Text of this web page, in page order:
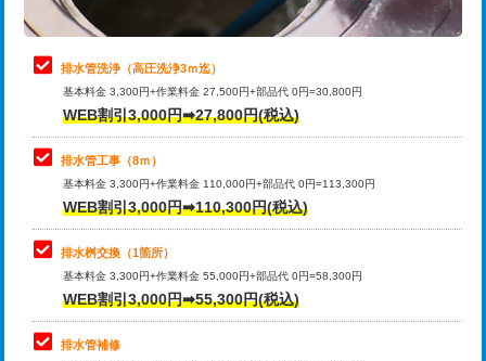
排水管工事（排水管工事/3ｍまで） 55,000円
排水管工事（追加 排水管工事/3ｍ超
え）
マス交換（土の掘削・埋め戻し作業）
マス交換（深さ50㎝未満）
マス交換（深さ50㎝以上）
コンクリート斫り（厚さ10㎝まで）
コンクリート斫り（厚さ10㎝超え）
モルタル補修（厚さ10㎝まで）
止水・漏水調査・防水処理・清掃・修
理・調整・分解・加工など（中作業）
22,000円
止水・漏水調査・防水処理・清掃・修
理・調整・分解・加工など（重作業）
33,000円
その他部品の脱着
交換・取付（タンク）
交換・取付(単水栓（壁付・デッキ
式）)
交換・取付(混合水栓（壁付・デッキ
式・ワンホール）)
16,500円+材料費
排水管洗浄（高圧洗浄3ｍ迄）
基本料金 3,300円+作業料金 27,500円+部品代 0円=30,800円
WEB割引3,000円➡27,800円(税込)
排水管工事（8ｍ）
基本料金 3,300円+作業料金 110,000円+部品代 0円=113,300円
WEB割引3,000円➡110,300円(税込)
排水桝交換（1箇所）
基本料金 3,300円+作業料金 55,000円+部品代 0円=58,300円
WEB割引3,000円➡55,300円(税込)
排水管補修